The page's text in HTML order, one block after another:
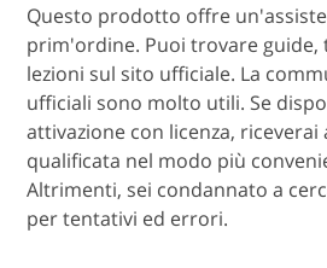
Questo prodotto offre
prim'ordine. Puoi trovare guide,
lezioni sul sito ufficiale. La
ufficiali sono molto utili. Se
attivazione con licenza, riceverai
qualificata nel modo più
Altrimenti, sei condannato a
per tentativi ed errori.